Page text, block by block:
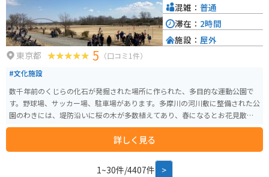
東京都 5 （口コミ1件）
#文化施設
数千年前のくじらの化石が発掘された場所に作られた、多目的な運動公園で
す。野球場、サッカー場、駐車場があります。多摩川の河川敷に整備された公
園のわきには、堤防沿いに桜の木が多数植えてあり、春になるとお花見散策
の人々でにぎわいます。
詳しく見る
混雑： 普通
滞在： 2時間
施設： 屋外
1~30件/4407件 >